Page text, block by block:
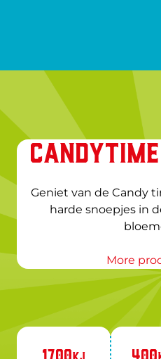
Geniet van de Candy
harde snoepjes in
More